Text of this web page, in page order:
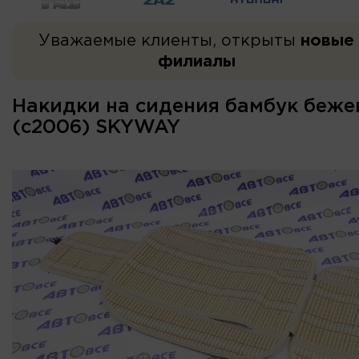
Уважаемые клиенты, открыты новые
филиалы
Накидки на сидения бамбук
(с2006) SKYWAY